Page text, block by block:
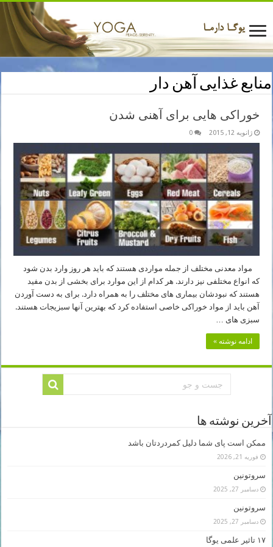
منابع غذایی آهن دار
خوراکی هایی برای آهنی شدن
ژانویه 12, 2015 0
مواد معدنی مختلف از جمله مواردی هستند که باید هر روز وارد بدن شود
که انواع مختلفی نیز دارند. هر کدام از این موارد برای بخشی از بدن مفید
هستند که نبودشان بیماری های مختلف را به همراه دارد. برای به دست آوردن
آهن باید از مواد خوراکی خاصی استفاده کرد که بهترین آنها سبزیجات هستند.
سبزی های …
ادامه نوشته »
آخرین نوشته ها
ممکن است پای شما دلیل کمردردتان باشد
فوریه 21, 2026
سروتونین
دسامبر 27, 2025
سروتونین
دسامبر 27, 2025
۱۷ تاثیر علمی یوگا